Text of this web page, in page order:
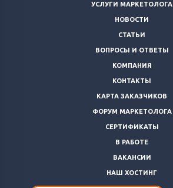
УСЛУГИ МАРКЕТОЛОГА
НОВОСТИ
СТАТЬИ
ВОПРОСЫ И ОТВЕТЫ
КОМПАНИЯ
КОНТАКТЫ
КАРТА ЗАКАЗЧИКОВ
ФОРУМ МАРКЕТОЛОГА
СЕРТИФИКАТЫ
В РАБОТЕ
ВАКАНСИИ
НАШ ХОСТИНГ